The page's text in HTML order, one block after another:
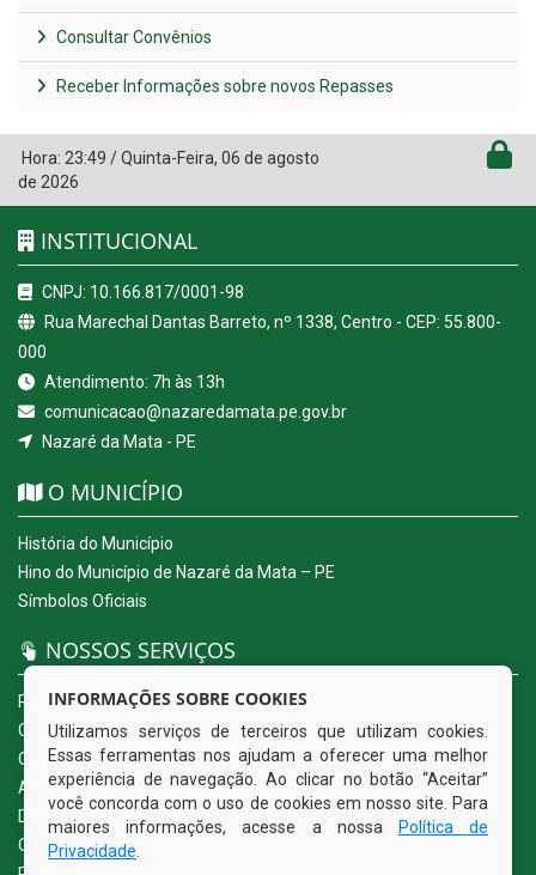
Consultar Convênios
Receber Informações sobre novos Repasses
Hora: 23:49 /Quinta-Feira, 06 de agosto
de 2026
INSTITUCIONAL
CNPJ: 10.166.817/0001-98
Rua Marechal Dantas Barreto, nº 1338, Centro - CEP: 55.800-
000
Atendimento: 7h às 13h
comunicacao@nazaredamata.pe.gov.br
Nazaré da Mata - PE
O MUNICÍPIO
História do Município
Hino do Município de Nazaré da Mata – PE
Símbolos Oficiais
NOSSOS SERVIÇOS
Portal da Transparência
Carta de Serviços ao Usuário
Ouvidoria Eletrônica
Acesso a Informação (eSIC)
Diário Oficial
Quadro de Avisos
INFORMAÇÕES SOBRE COOKIES
Utilizamos serviços de terceiros que utilizam cookies.
Essas ferramentas nos ajudam a oferecer uma melhor
experiência de navegação. Ao clicar no botão “Aceitar”
você concorda com o uso de cookies em nosso site. Para
maiores informações, acesse a nossa
Política de
Privacidade